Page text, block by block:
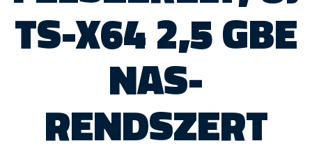
TS-X64 2,5 GBE
NAS-
RENDSZERT